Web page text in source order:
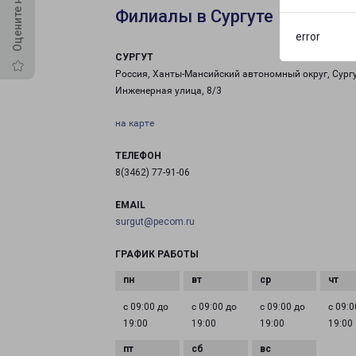
error
Филиалы в Сургуте
СУРГУТ
Россия, Ханты-Мансийский автономный округ,
Инженерная улица, 8/3
на карте
ТЕЛЕФОН
8(3462) 77-91-06
EMAIL
surgut@pecom.ru
ГРАФИК РАБОТЫ
с 09:00 до
19:00
с 09:00 до
19:00
с 09:00 до
19:00
с
19:00